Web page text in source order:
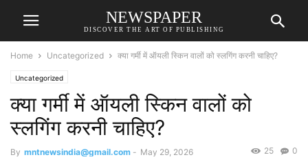
NEWSPAPER
DISCOVER THE ART OF PUBLISHING
Home Uncategorized क्या गर्मी में ऑयली स्किन वालों को स्लगिंग करनी चाहिए?
Uncategorized
क्या गर्मी में ऑयली स्किन वालों को
स्लगिंग करनी चाहिए?
By mntnewsindia@gmail.com - May 29, 2026 0
25